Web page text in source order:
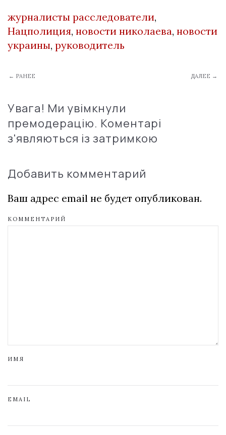
журналисты расследователи,
Нацполиция, новости николаева, новости
украины, руководитель
← РАНЕЕ ДАЛЕЕ →
Увага! Ми увімкнули
премодерацію. Коментарі
з'являються із затримкою
Добавить комментарий
Ваш адрес email не будет опубликован.
КОММЕНТАРИЙ
ИМЯ
EMAIL